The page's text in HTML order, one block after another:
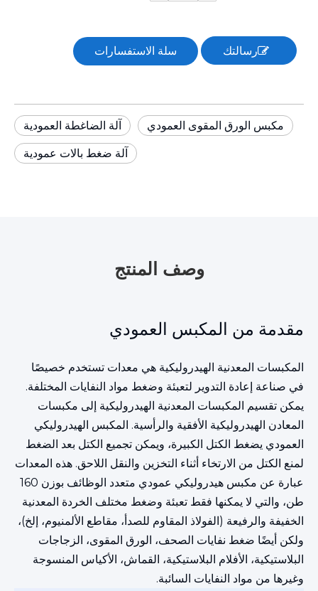
رسالتك سلة الاستفسارات
آلة الضاغطة العمودية مكبس الورق المقوى العمودي
آلة ضغط بالات عمودية
وصف المنتج
مقدمة من المكبس العمودي
المكبسات المعدنية الهيدروليكية هي معدات تستخدم خصيصًا
في صناعة إعادة التدوير لتعبئة وضغط مواد النفايات المختلفة.
يمكن تقسيم المكبسات المعدنية الهيدروليكية إلى مكبسات
المعادن الهيدروليكية الأفقية والرأسية. المكبس الهيدروليكي
العمودي يضغط الكتل الكبيرة، ويمكن تجميع الكتل بعد الضغط
لمنع الكتل من الارتخاء أثناء التخزين والنقل اللاحق. هذه المعدات
عبارة عن مكبس هيدروليكي عمودي متعدد الوظائف بوزن 160
طن، والتي لا يمكنها فقط تعبئة وضغط مختلف الخردة المعدنية
الخفيفة والرفيعة (الفولاذ المقاوم للصدأ، مقاطع الألمنيوم، إلخ)،
ولكن أيضًا ضغط نفايات الصحف، الورق المقوى، الزجاجات
البلاستيكية، الأفلام البلاستيكية، القماش، الأكياس المنسوجة
وغيرها من مواد النفايات السائبة.